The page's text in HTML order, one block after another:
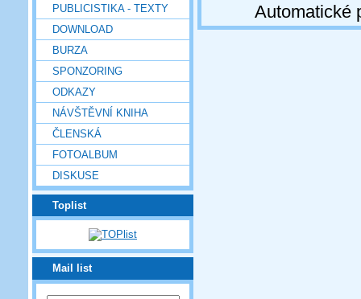
PUBLICISTIKA - TEXTY
DOWNLOAD
BURZA
SPONZORING
ODKAZY
NÁVŠTĚVNÍ KNIHA
ČLENSKÁ
FOTOALBUM
DISKUSE
Toplist
Mail list
Automatické